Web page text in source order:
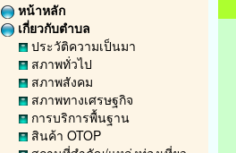
หน้าหลัก
เกี่ยวกับตำบล
ประวัติความเป็นมา
สภาพทั่วไป
สภาพสังคม
สภาพทางเศรษฐกิจ
การบริการพื้นฐาน
สินค้า OTOP